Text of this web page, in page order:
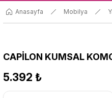
Anasayfa Mobilya
CAPİLON KUMSAL
5.392 ₺